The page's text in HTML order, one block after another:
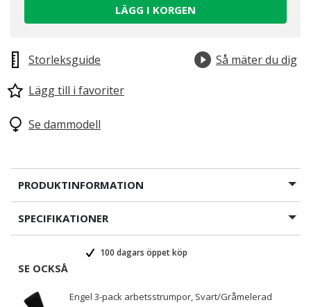
LÄGG I KORGEN
Storleksguide
Så mäter du dig
Lägg till i favoriter
Se dammodell
PRODUKTINFORMATION
SPECIFIKATIONER
100 dagars öppet köp
SE OCKSÅ
Engel 3-pack arbetsstrumpor, Svart/Gråmelerad